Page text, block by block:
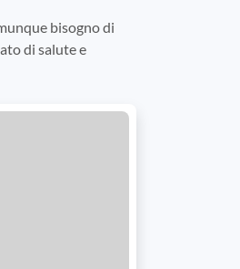
bisogno di
di salute e